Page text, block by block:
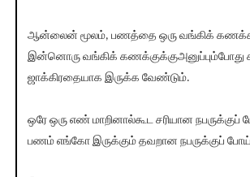
ஆன்லைன் மூலம், பணத்தை ஒரு வங்கிக்
இன்னொரு வங்கிக் கணக்குக்குஅனுப்பும்போது
ஜாக்கிரதையாக இருக்க வேண்டும்.
ஒரே ஒரு எண் மாறினால்கூட சரியான
பணம் எங்கோ இருக்கும் தவறான நபருக்குப் போய்ச்